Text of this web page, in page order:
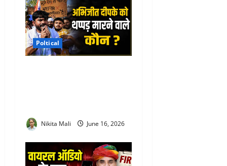
a
t
Poltical
Nikita Mali June 16, 2026